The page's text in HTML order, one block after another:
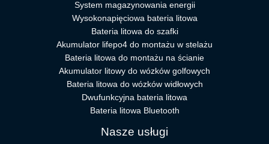
System magazynowania energii
Wysokonapięciowa bateria litowa
Bateria litowa do szafki
Akumulator lifepo4 do montażu w stelażu
Bateria litowa do montażu na ścianie
Akumulator litowy do wózków golfowych
Bateria litowa do wózków widłowych
Dwufunkcyjna bateria litowa
Bateria litowa Bluetooth
Nasze usługi